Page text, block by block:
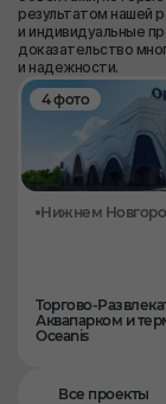
результатом нашей
и индивидуальные
доказательство
и надежности.
Все проекты
Нижнем
Торгово-
Аквапарком и
Oceanis
4 фото